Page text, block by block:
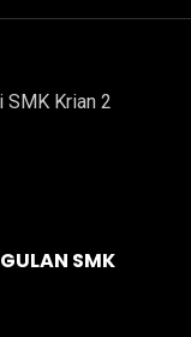
SMK Krian 2
SMK